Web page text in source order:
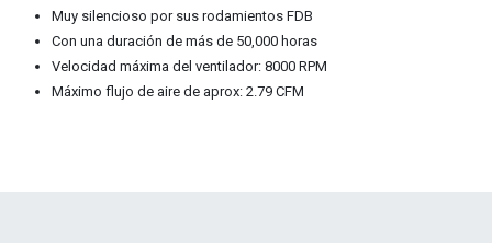
Muy silencioso por sus rodamientos FDB
Con una duración de más de 50,000 horas
Velocidad máxima del ventilador: 8000 RPM
Máximo flujo de aire de aprox: 2.79 CFM